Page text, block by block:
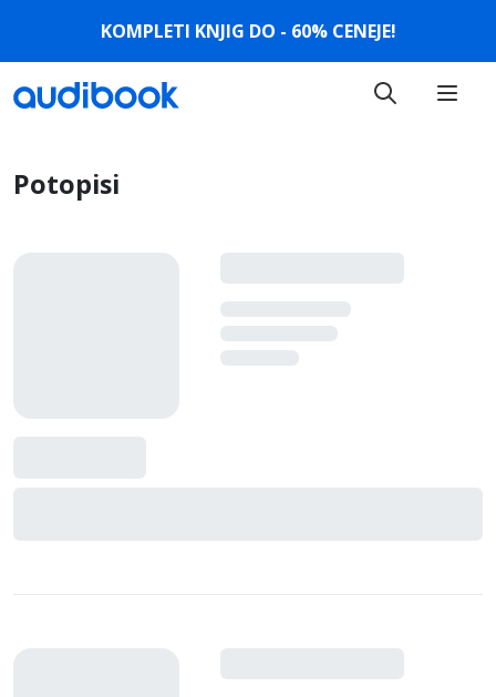
KOMPLETI KNJIG DO - 60% CENEJE!
Potopisi